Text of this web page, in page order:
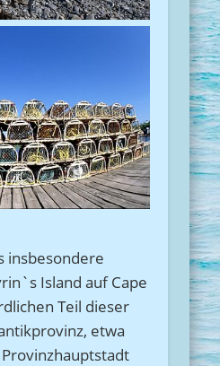
insbesondere
Island auf Cape
Teil dieser
etwa